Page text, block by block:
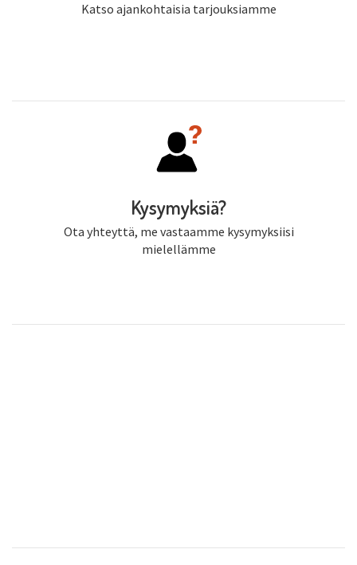
Katso ajankohtaisia tarjouksiamme
Kysymyksiä?
Ota yhteyttä, me vastaamme kysymyksiisi
mielellämme